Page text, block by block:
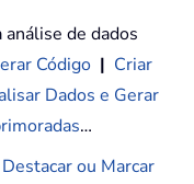
análise de dados
Código | Criar
Dados e Gerar
…
ou Marcar